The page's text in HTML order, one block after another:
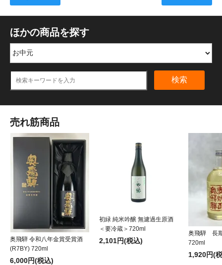
ほかの商品を探す
検索
売れ筋商品
奥飛騨 令和八年金賞受賞酒
(R7BY) 720ml
6,000円(税込)
初緑 純米吟醸 無濾過生原酒
＜要冷蔵＞720ml
2,101円(税込)
奥飛騨 長
720ml
1,920円(